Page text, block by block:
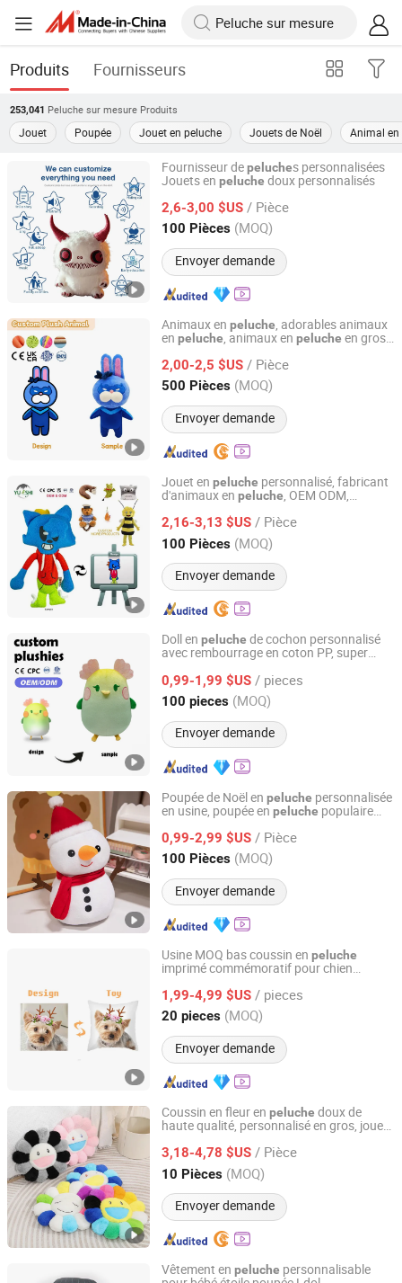
Produits Fournisseurs
253,041 Peluche sur mesure Produits
Jouet Poupée Jouet en peluche Jouets de Noël Animal en
Fournisseur depeluches personnalisées
Jouets en peluche doux personnalisés
2,6-3,00 $US / Pièce
100 Pièces (MOQ)
Envoyer demande
Lianyungang Hongwen Toys Co., Ltd.
Jiangsu, China Depuis 2020
Animaux en peluche, adorables animaux
en peluche, animaux en peluche en gros
2,00-2,5 $US / Pièce
500 Pièces (MOQ)
Envoyer demande
Yangzhou City Caisheng Handicraft Product Co., Ltd.
Jiangsu, China Depuis 2021
Jouet en peluche personnalisé, fabricant
d'animaux en peluche, OEM ODM,
mascottes brodées pour la Saint-Valentin
en nylon
2,16-3,13 $US / Pièce
100 Pièces (MOQ)
Envoyer demande
Hunan Yushi Toy Co., Ltd.
Hunan, China Depuis 2021
Doll en peluche de cochon personnalisé
avec rembourrage en coton PP, super
fabricant en gros
0,99-1,99 $US / pieces
100 pieces (MOQ)
Envoyer demande
Guangdong Kinqee International Trade Co., Ltd.
Guangdong, China Depuis 2025
Poupée de Noël en peluche personnalisée
en usine, poupée en peluche populaire
peluchesurmesure
0,99-2,99 $US / Pièce
100 Pièces (MOQ)
Envoyer demande
Shenzhen Yanlsle Cultural and Creative Technology Co.,
Ltd.
Guangdong, China Depuis 2025
Usine MOQ bas coussin en peluche
imprimé commémoratif pour chien
1,99-4,99 $US / pieces
20 pieces (MOQ)
Envoyer demande
Xuzhou Gaopeng Toy Co., Ltd.
Jiangsu, China Depuis 2023
Coussin en fleur en peluche doux de
haute qualité, personnalisé en gros, jouet
3,18-4,78 $US / Pièce
10 Pièces (MOQ)
Envoyer demande
Guangxi Peirou Technology Information Co., Ltd.
Guangxi, China Depuis 2026
Vêtement en peluche personnalisable